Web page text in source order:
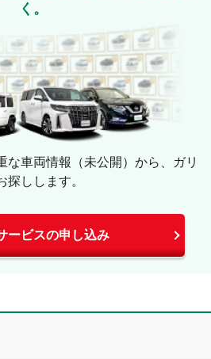
く。
な車両情報（未公開）から、ガリ
しします。
ービスの申し込み